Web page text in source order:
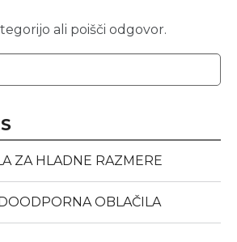
ZA HLADNE RAZMERE
OBLAČILA